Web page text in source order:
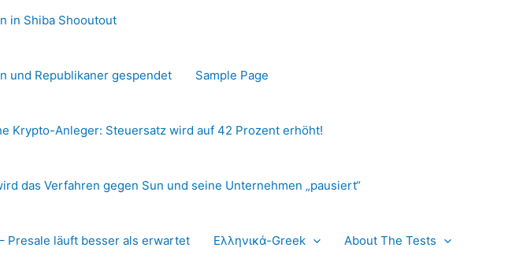
in Shiba Shooutout
und Republikaner gespendet Sample Page
Krypto-Anleger: Steuersatz wird auf 42 Prozent erhöht!
das Verfahren gegen Sun und seine Unternehmen „pausiert“
Presale läuft besser als erwartet Ελληνικά-Greek About The Tests